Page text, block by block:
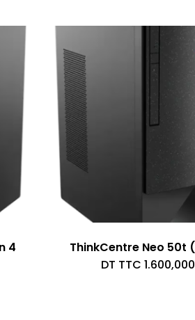
4
ThinkCentre Neo 50t
DT TTC 1.600,000